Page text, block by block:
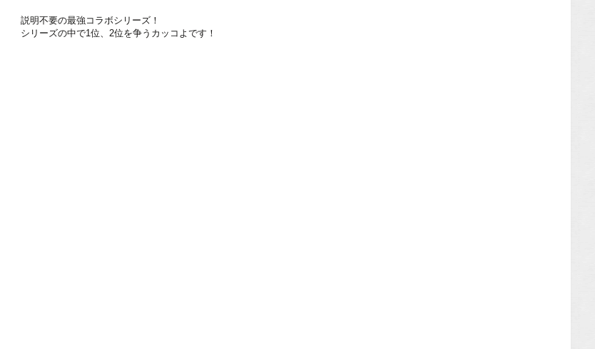
説明不要の最強コラボシリーズ！
シリーズの中で1位、2位を争うカッコよです！